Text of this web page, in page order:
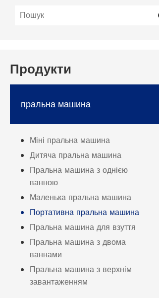
Продукти
пральна машина
Міні пральна машина
Дитяча пральна машина
Пральна машина з однією
ванною
Маленька пральна машина
Портативна пральна машина
Пральна машина для взуття
Пральна машина з двома
ваннами
Пральна машина з верхнім
завантаженням